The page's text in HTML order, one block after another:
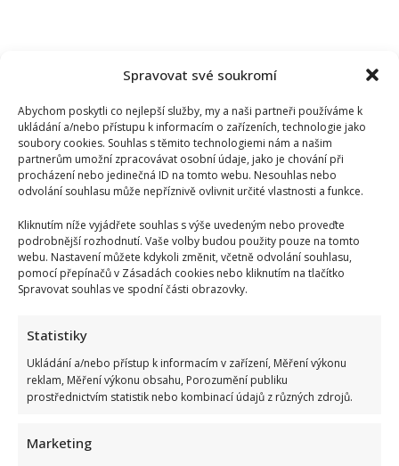
Spravovat své soukromí
Abychom poskytli co nejlepší služby, my a naši partneři používáme k
ukládání a/nebo přístupu k informacím o zařízeních, technologie jako
soubory cookies. Souhlas s těmito technologiemi nám a našim
partnerům umožní zpracovávat osobní údaje, jako je chování při
procházení nebo jedinečná ID na tomto webu. Nesouhlas nebo
odvolání souhlasu může nepříznivě ovlivnit určité vlastnosti a funkce.
Kliknutím níže vyjádřete souhlas s výše uvedeným nebo proveďte
podrobnější rozhodnutí. Vaše volby budou použity pouze na tomto
webu. Nastavení můžete kdykoli změnit, včetně odvolání souhlasu,
pomocí přepínačů v Zásadách cookies nebo kliknutím na tlačítko
Spravovat souhlas ve spodní části obrazovky.
Statistiky
Ukládání a/nebo přístup k informacím v zařízení, Měření výkonu
reklam, Měření výkonu obsahu, Porozumění publiku
prostřednictvím statistik nebo kombinací údajů z různých zdrojů.
Marketing